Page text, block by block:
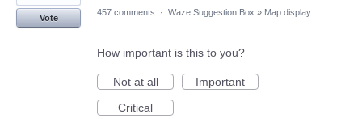
Vote
457 comments · Waze Suggestion Box » Map display
How important is this to you?
Not at all
Important
Critical